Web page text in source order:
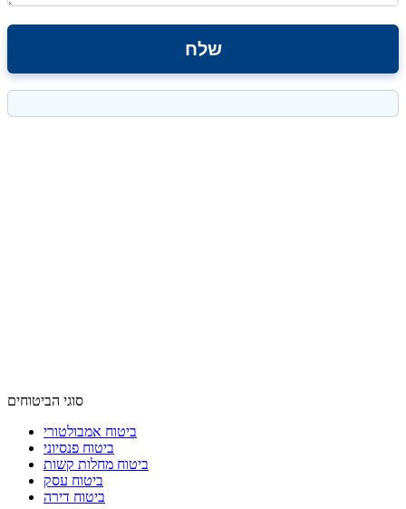
סוגי הביטוחים
ביטוח אמבולטורי
ביטוח פנסיוני
ביטוח מחלות קשות
ביטוח עסק
ביטוח דירה